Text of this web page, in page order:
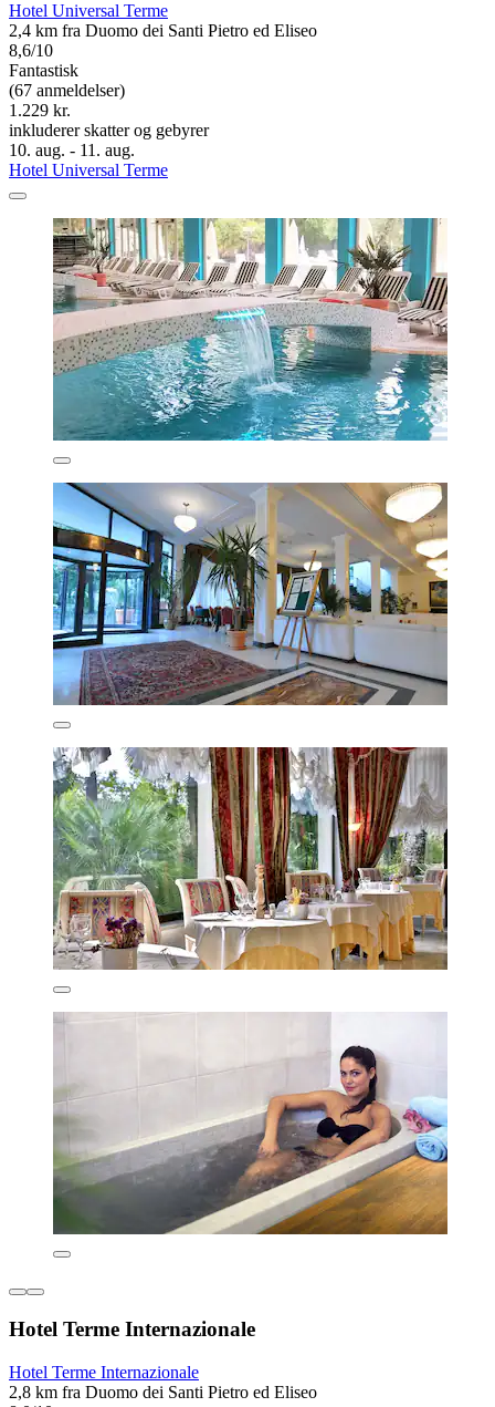
Hotel Universal Terme
2,4 km fra Duomo dei Santi Pietro ed Eliseo
8,6/10
Fantastisk
(67 anmeldelser)
1.229 kr.
inkluderer skatter og gebyrer
10. aug. - 11. aug.
Hotel Universal Terme
Hotel Terme Internazionale
Hotel Terme Internazionale
2,8 km fra Duomo dei Santi Pietro ed Eliseo